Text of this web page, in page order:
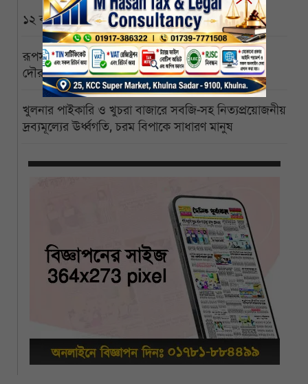
১২ বছরেও চালু হয়নি পৌনে ২ কোটি টাকার পৌর ভবন
রূপসায় মৎস্য কারখানায় একের পর একচুরি, বখাটের
দৌরাত্ম্যে অসহায় ব্যবসায়ীরা
খুলনার পাইকারি ও খুচরা বাজারে সবজি-সহ নিত্যপ্রয়োজনীয়
দ্রব্যমূল্যের ঊর্ধ্বগতি, চরম বিপাকে সাধারণ মানুষ